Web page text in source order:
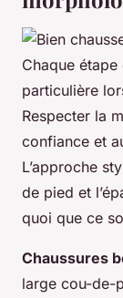
Chaque
particulière
Respecter la
confiance et
L’approche
de pied et
quoi que ce
Chaussures
large cou-de-